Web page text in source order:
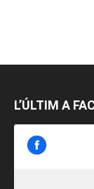
L’ÚLTIM A